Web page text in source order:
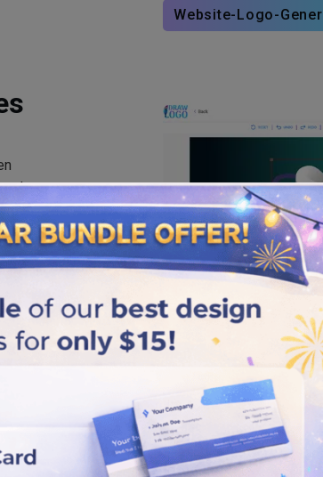
Website-Logo-
der
auf
Markenlogo-